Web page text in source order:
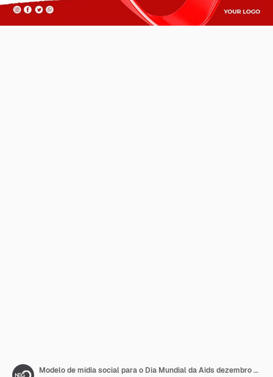
Modelo de mídia social para o Dia Mundial da Aids dezembro vermelho no brasil